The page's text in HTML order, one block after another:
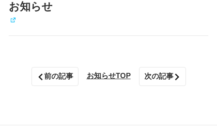
お知らせ
前の記事 お知らせTOP 次の記事